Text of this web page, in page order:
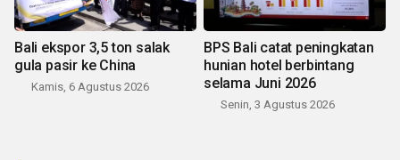
Bali ekspor 3,5 ton salak
gula pasir ke China
Kamis, 6 Agustus 2026
BPS Bali catat peningkatan
hunian hotel berbintang
selama Juni 2026
Senin, 3 Agustus 2026